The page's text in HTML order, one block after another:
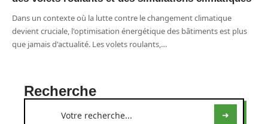
Dans un contexte où la lutte contre le changement climatique
devient cruciale, l'optimisation énergétique des bâtiments est plus
que jamais d'actualité. Les volets roulants,…
Recherche